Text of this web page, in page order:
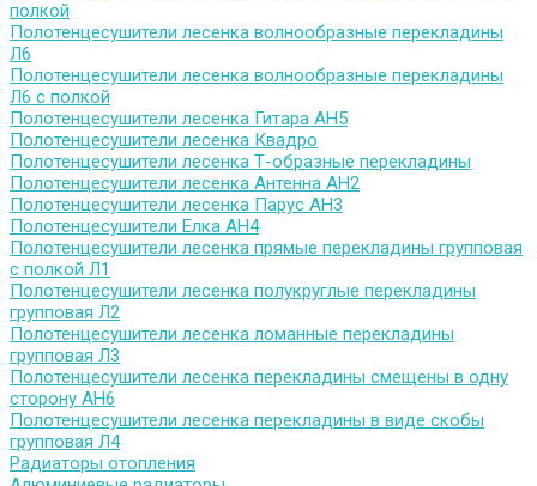
полкой
Полотенцесушители лесенка волнообразные перекладины
Л6
Полотенцесушители лесенка волнообразные перекладины
Л6 с полкой
Полотенцесушители лесенка Гитара АН5
Полотенцесушители лесенка Квадро
Полотенцесушители лесенка Т-образные перекладины
Полотенцесушители лесенка Антенна АН2
Полотенцесушители лесенка Парус АН3
Полотенцесушители Елка АН4
Полотенцесушители лесенка прямые перекладины групповая
с полкой Л1
Полотенцесушители лесенка полукруглые перекладины
групповая Л2
Полотенцесушители лесенка ломанные перекладины
групповая Л3
Полотенцесушители лесенка перекладины смещены в одну
сторону АН6
Полотенцесушители лесенка перекладины в виде скобы
групповая Л4
Радиаторы отопления